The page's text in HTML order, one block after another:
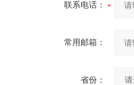
联系电话：
常用邮箱：
省份：